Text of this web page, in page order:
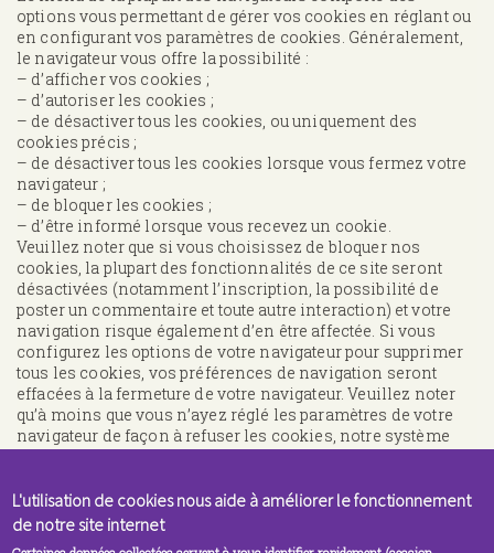
L'utilisation de cookies nous aide à améliorer le fonctionnement
de notre site internet
options vous permettant de gérer vos cookies en réglant ou
en configurant vos paramètres de cookies. Généralement,
le navigateur vous offre la possibilité :
– d’afficher vos cookies ;
– d’autoriser les cookies ;
– de désactiver tous les cookies, ou uniquement des
cookies précis ;
– de désactiver tous les cookies lorsque vous fermez votre
navigateur ;
– de bloquer les cookies ;
– d’être informé lorsque vous recevez un cookie.
Veuillez noter que si vous choisissez de bloquer nos
cookies, la plupart des fonctionnalités de ce site seront
désactivées (notamment l’inscription, la possibilité de
poster un commentaire et toute autre interaction) et votre
navigation risque également d’en être affectée. Si vous
configurez les options de votre navigateur pour supprimer
tous les cookies, vos préférences de navigation seront
effacées à la fermeture de votre navigateur. Veuillez noter
qu’à moins que vous n’ayez réglé les paramètres de votre
navigateur de façon à refuser les cookies, notre système
émettra des cookies dès que vous vous rendrez sur notre
Informations supplémentaires sur les cookies
Pour en savoir plus sur les cookies, nous vous invitons à